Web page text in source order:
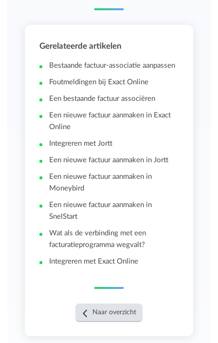
Gerelateerde artikelen
Bestaande factuur-associatie aanpassen
Foutmeldingen bij Exact Online
Een bestaande factuur associëren
Een nieuwe factuur aanmaken in Exact
Online
Integreren met Jortt
Een nieuwe factuur aanmaken in Jortt
Een nieuwe factuur aanmaken in
Moneybird
Een nieuwe factuur aanmaken in
SnelStart
Wat als de verbinding met een
facturatieprogramma wegvalt?
Integreren met Exact Online
Naar overzicht